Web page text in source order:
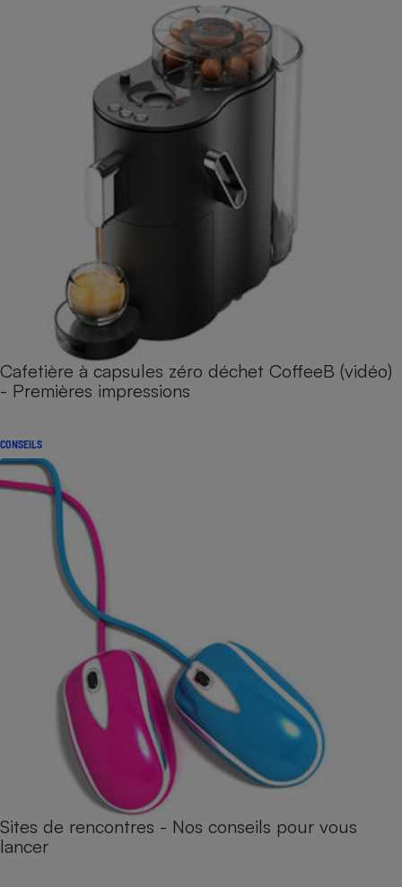
Cafetière à capsules zéro déchet CoffeeB (vidéo)
- Premières impressions
CONSEILS
Sites de rencontres - Nos conseils pour vous
lancer